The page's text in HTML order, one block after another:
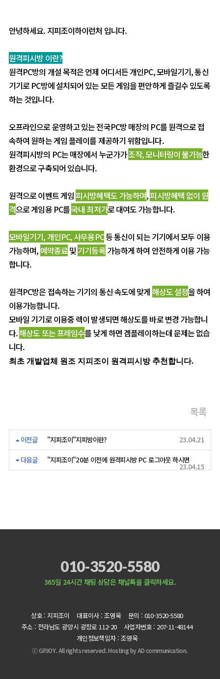
안녕하세요. 지피조이하이런처 입니다.
원격피시방 이란?
원격PC방의 개설 목적은 언제 어디서든 개인PC, 모바일기기, 통신
기기로 PC방에 설치되어 있는 모든 게임을 편안하게 즐길수 있도록
하는 것입니다.
오프라인으로 운영하고 있는 전국PC방 매장의 PC를 원격으로 접
속하여 원하는 게임 플레이를 제공하기 위함입니다.
원격피시방의 PC는 매장에서 누군가가조작, 모니터링이 불가능한
환경으로 구축되어 있습니다.
원격으로 이벤트 게임피시방혜택도 가능하며,피시방혜택 없이 원
격으로 게임용 PC를국내 최저가로 대여도 가능합니다.
모바일기기, 개인PC, 사무용PC등 통신이 되는 기기에서 모두 이용
가능하며, 예약종료및 기기등록가능하게 하여 안전하게 이용 가능
합니다.
원격PC방은 접속하는 기기의 통신 속도에 맞게 해상도 설정을 하여
이용가능합니다.
모바일 기기로 이용중 렉이 발생되면 해상도를 바로 변경 가능합니
다.해상도 또는 프레임수를 낮게 하면 겜플레이하는데 문제는 없습
니다.
최초 개발업체 원조 지피조이 원격피시방 추천합니다.
목록
이전글 "지피조이"지피방이란? 23.04.21
다음글 "지피조이"20분 이전에 원격피시방 PC 로그아웃 하시면
23.04.15
010-3520-5580
365일 24시간 채팅 상담은 채널톡을 클릭하세요.
상호 : 지피조이 대표이사 : 조영욱
문의 : 010-3520-5580
주소 : 전라남도 광양시 광장로 112-20
사업자번호 : 207-11-48144
개인정보책임자 : 조영욱
ⓒ GPJOY. All rights reserved. Hosting byAD communication.